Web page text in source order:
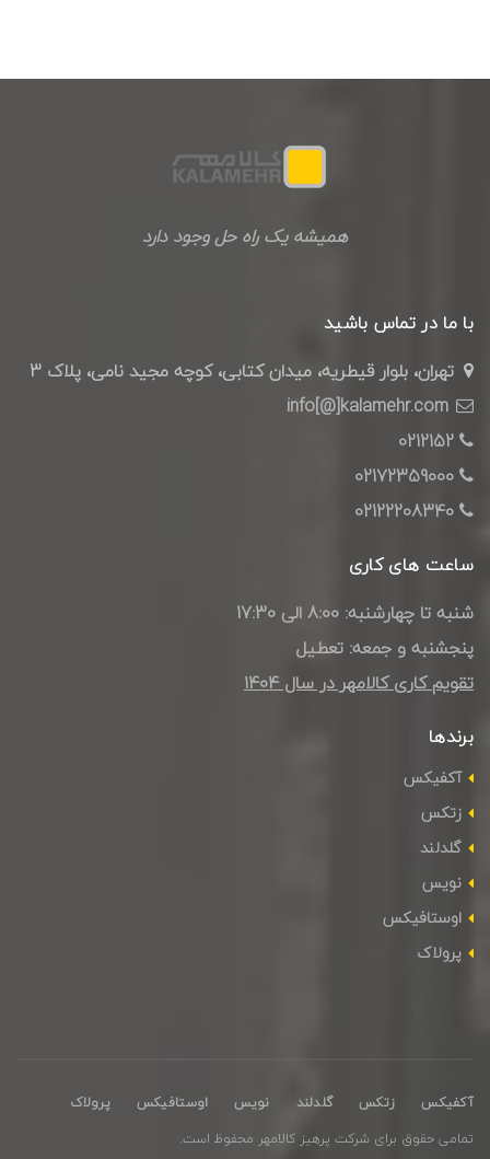
همیشه یک راه حل وجود دارد
با ما در تماس باشید
تهران، بلوار قیطریه، میدان کتابی، کوچه مجید نامی، پلاک 3
0212152
02172359000
02122208340
ساعت های کاری
شنبه تا چهارشنبه: 8:00 الی 17:30
پنجشنبه و جمعه: تعطیل
تقویم کاری کالامهر در سال ۱۴۰4
برندها
آکفیکس
زتکس
گلدلند
نویس
اوستافیکس
پرولاک
آکفیکس زتکس گلدلند نویس اوستافیکس
پرولاک
تمامی حقوق برای شرکت پرهیز کالامهر محفوظ است.